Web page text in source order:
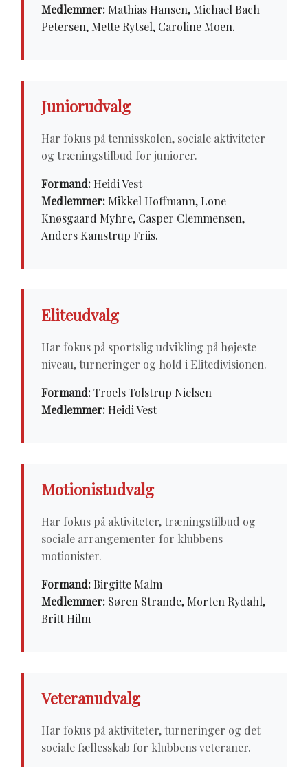
Medlemmer: Mathias Hansen, Michael Bach
Petersen, Mette Rytsel, Caroline Moen.
Juniorudvalg
Har fokus på tennisskolen, sociale aktiviteter
og træningstilbud for juniorer.
Formand: Heidi Vest
Medlemmer: Mikkel Hoffmann, Lone
Knøsgaard Myhre, Casper Clemmensen,
Anders Kamstrup Friis.
Eliteudvalg
Har fokus på sportslig udvikling på højeste
niveau, turneringer og hold i Elitedivisionen.
Formand:Troels Tolstrup Nielsen
Medlemmer: Heidi Vest
Motionistudvalg
Har fokus på aktiviteter, træningstilbud og
sociale arrangementer for klubbens
motionister.
Formand: Birgitte Malm
Medlemmer: Søren Strande, Morten Rydahl,
Britt Hilm
Veteranudvalg
Har fokus på aktiviteter, turneringer og det
sociale fællesskab for klubbens veteraner.